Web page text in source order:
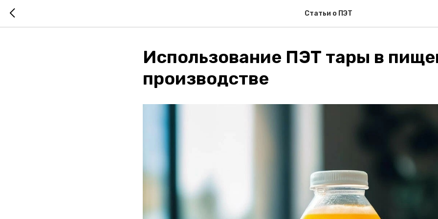
Статьи о ПЭТ
Использование ПЭТ тары в
производстве